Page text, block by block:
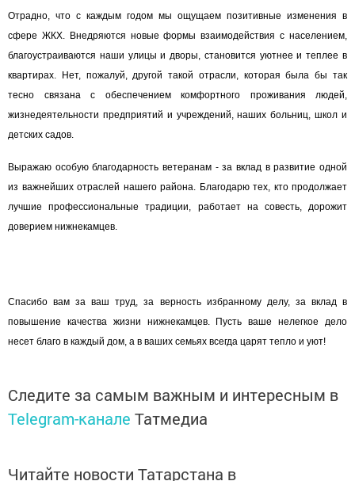
Отрадно, что с каждым годом мы ощущаем позитивные изменения в
сфере ЖКХ. Внедряются новые формы взаимодействия с населением,
благоустраиваются наши улицы и дворы, становится уютнее и теплее в
квартирах. Нет, пожалуй, другой такой отрасли, которая была бы так
тесно связана с обеспечением комфортного проживания людей,
жизнедеятельности предприятий и учреждений, наших больниц, школ и
детских садов.
Выражаю особую благодарность ветеранам - за вклад в развитие одной
из важнейших отраслей нашего района. Благодарю тех, кто продолжает
лучшие профессиональные традиции, работает на совесть, дорожит
доверием нижнекамцев.
Спасибо вам за ваш труд, за верность избранному делу, за вклад в
повышение качества жизни нижнекамцев. Пусть ваше нелегкое дело
несет благо в каждый дом, а в ваших семьях всегда царят тепло и уют!
Следите за самым важным и интересным в
Telegram-канале Татмедиа
Читайте новости Татарстана в